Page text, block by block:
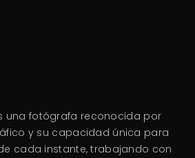
una fotógrafa reconocida por
y su capacidad única para
cada instante, trabajando con